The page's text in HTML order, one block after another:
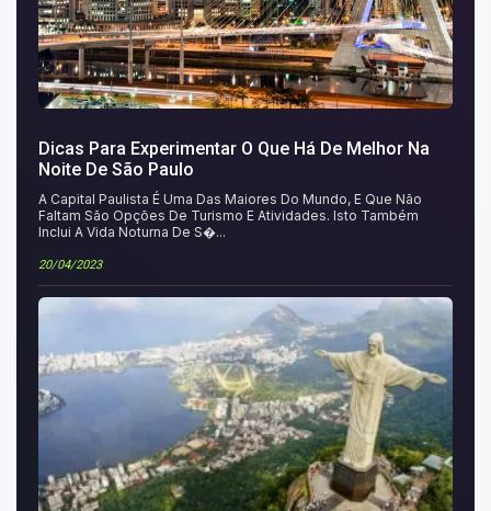
Dicas Para Experimentar O Que Há De Melhor Na
Noite De São Paulo
A Capital Paulista É Uma Das Maiores Do Mundo, E Que Não
Faltam São Opções De Turismo E Atividades. Isto Também
Inclui A Vida Noturna De S�...
20/04/2023